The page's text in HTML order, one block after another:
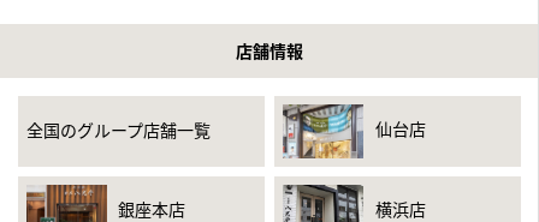
店舗情報
全国のグループ店舗一覧 仙台店
銀座本店 横浜店